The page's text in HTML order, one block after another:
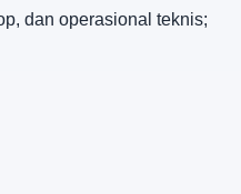
dan operasional teknis;